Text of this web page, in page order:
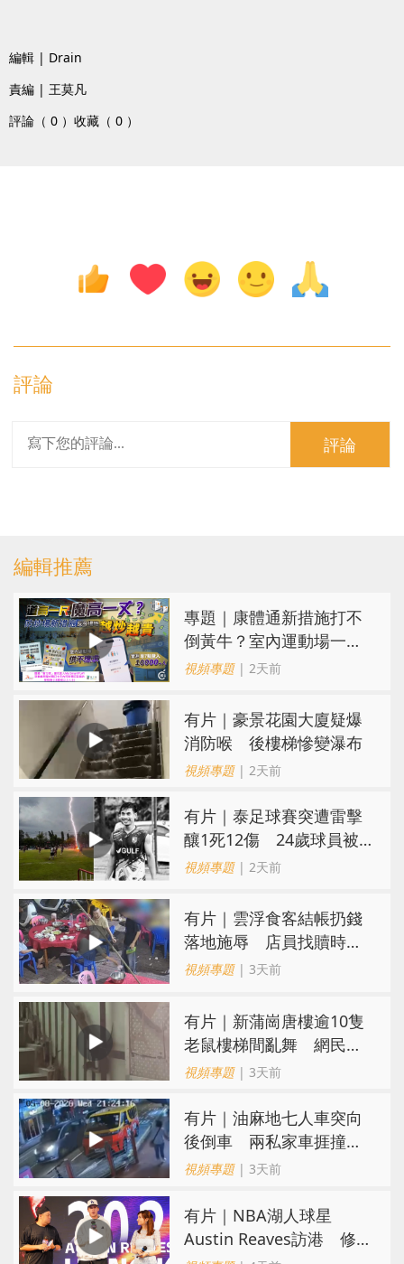
編輯 | Drain
責編 | 王莫凡
評論（ 0 ） 收藏（ 0 ）
評論
評論
編輯推薦
專題｜康體通新措施打不
倒黃牛？室內運動場一場
難求越炒越貴
視頻專題| 2天前
有片｜豪景花園大廈疑爆
消防喉 後樓梯慘變瀑布
視頻專題| 2天前
有片｜泰足球賽突遭雷擊
釀1死12傷 24歲球員被
閃電劈中亡
視頻專題| 2天前
​有片｜雲浮食客結帳扔錢
落地施辱 店員找贖時還
施彼身獲老闆肯定
視頻專題| 3天前
有片｜新蒲崗唐樓逾10隻
老鼠樓梯間亂舞 網民嚇
親：每次經過都要好大勇
視頻專題| 3天前
有片｜油麻地七人車突向
後倒車 兩私家車捱撞
司機不顧而去
視頻專題| 3天前
有片｜NBA湖人球星
Austin Reaves訪港 修